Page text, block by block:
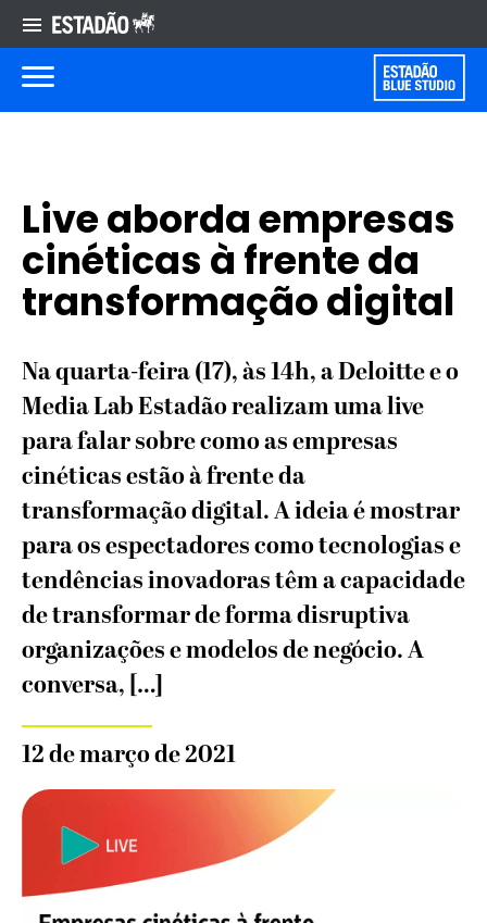
Live aborda empresas
cinéticas à frente da
transformação digital
Na quarta-feira (17), às 14h, a Deloitte e o
Media Lab Estadão realizam uma live
para falar sobre como as empresas
cinéticas estão à frente da
transformação digital. A ideia é mostrar
para os espectadores como tecnologias e
tendências inovadoras têm a capacidade
de transformar de forma disruptiva
organizações e modelos de negócio. A
conversa, […]
12 de março de 2021